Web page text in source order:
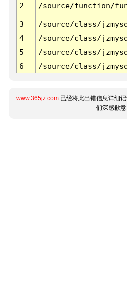
2 /source/function/
3 /source/class/
4
/source/class/
5
/source/class/
6
/source/class/
www.365jz.com 已经将此出错信息详细
们深感歉意.